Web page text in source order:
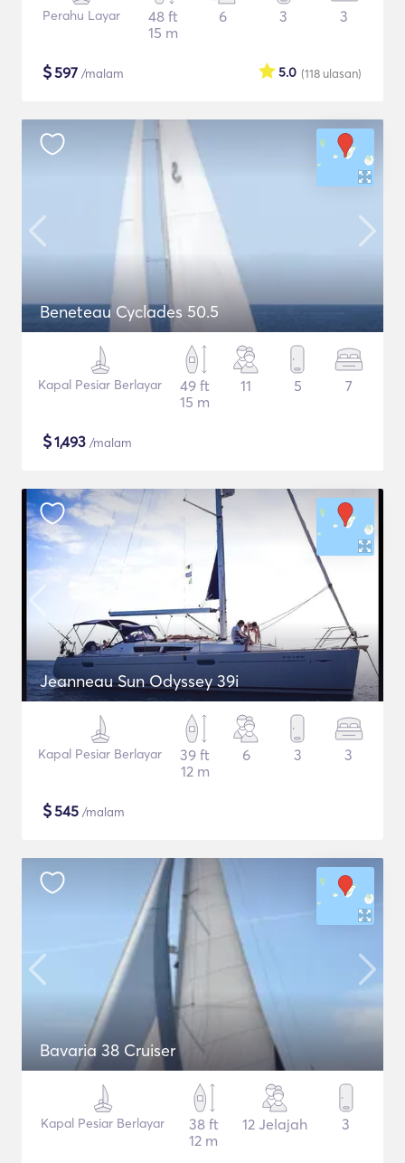
Perahu Layar
48 ft
15 m
6 3 3
$597 /malam (118 ulasan)
5.0
Beneteau Cyclades 50.5
Kapal Pesiar Berlayar
49 ft
15 m
11 5 7
$1,493 /malam
Jeanneau Sun Odyssey 39i
Kapal Pesiar Berlayar
39 ft
12 m
6 3 3
$545 /malam
Bavaria 38 Cruiser
Kapal Pesiar Berlayar
38 ft
12 m
12 Jelajah 3